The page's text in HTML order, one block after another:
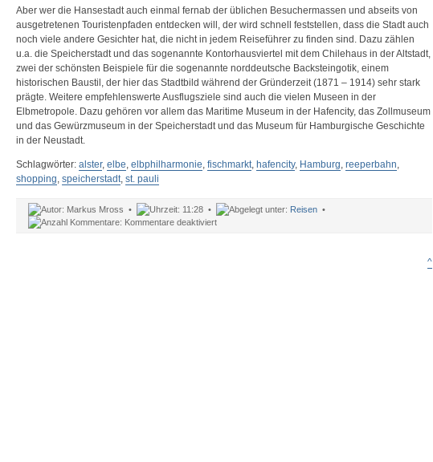
Aber wer die Hansestadt auch einmal fernab der üblichen Besuchermassen und abseits von
ausgetretenen Touristenpfaden entdecken will, der wird schnell feststellen, dass die Stadt auch
noch viele andere Gesichter hat, die nicht in jedem Reiseführer zu finden sind. Dazu zählen
u.a. die Speicherstadt und das sogenannte Kontorhausviertel mit dem Chilehaus in der Altstadt,
zwei der schönsten Beispiele für die sogenannte norddeutsche Backsteingotik, einem
historischen Baustil, der hier das Stadtbild während der Gründerzeit (1871 – 1914) sehr stark
prägte. Weitere empfehlenswerte Ausflugsziele sind auch die vielen Museen in der
Elbmetropole. Dazu gehören vor allem das Maritime Museum in der Hafencity, das Zollmuseum
und das Gewürzmuseum in der Speicherstadt und das Museum für Hamburgische Geschichte
in der Neustadt.
Schlagwörter: alster, elbe, elbphilharmonie, fischmarkt, hafencity, Hamburg, reeperbahn,
shopping, speicherstadt, st. pauli
Markus Mross • 11:28 • Reisen•
Kommentare deaktiviertfür
^